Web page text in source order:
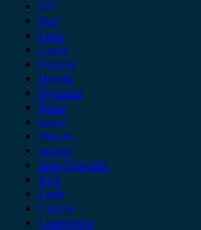
DS
Fiat
Ford
Geely
Gonow
Honda
Hyundai
Isuzu
iveco
Jaecoo
Jaguar
Jeep Chrysler
KIA
Lada
Lancia
Leapmotor